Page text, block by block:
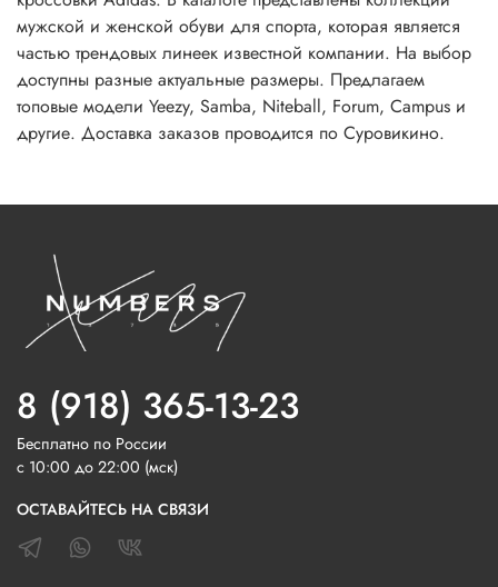
мужской и женской обуви для спорта, которая является
частью трендовых линеек известной компании. На выбор
доступны разные актуальные размеры. Предлагаем
топовые модели Yeezy, Samba, Niteball, Forum, Campus и
другие. Доставка заказов проводится по Суровикино.
8 (918) 365-13-23
Бесплатно по России
с 10:00 до 22:00 (мск)
ОСТАВАЙТЕСЬ НА СВЯЗИ